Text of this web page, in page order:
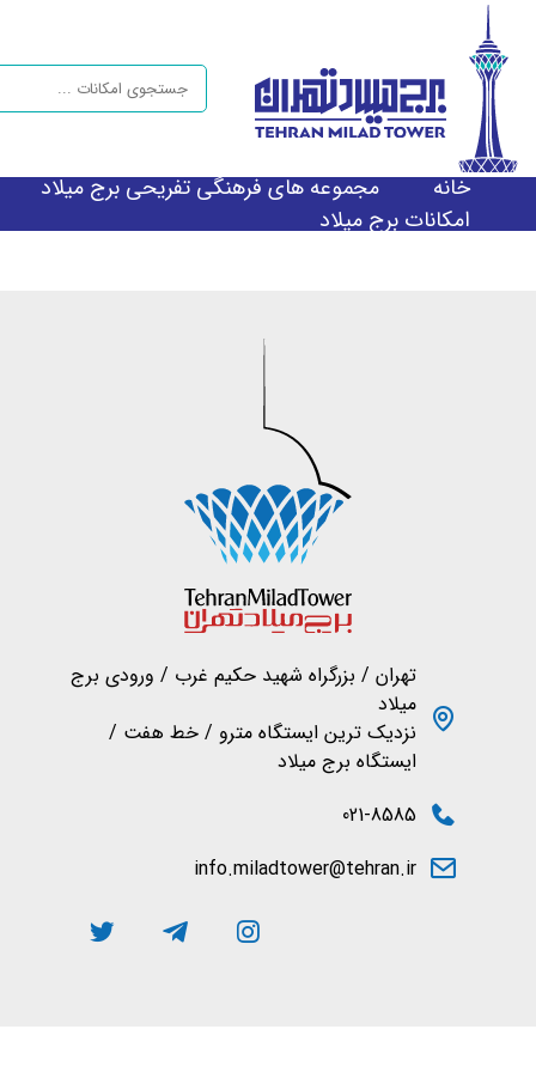
خانه
مجموعه های فرهنگی تفریحی برج میلاد
امکانات برج میلاد
تهران / بزرگراه شهید حکیم غرب / ورودی برج
میلاد
نزدیک ترین ایستگاه مترو / خط هفت /
ایستگاه برج میلاد
021-8585
info.miladtower@tehran.ir